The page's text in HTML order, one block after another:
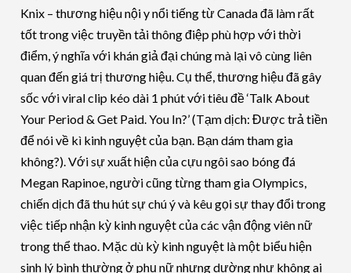
Knix – thương hiệu nội y nổi tiếng từ Canada đã làm rất
tốt trong việc truyền tải thông điệp phù hợp với thời
điểm, ý nghĩa với khán giả đại chúng mà lại vô cùng liên
quan đến giá trị thương hiệu. Cụ thể, thương hiệu đã gây
sốc với viral clip kéo dài 1 phút với tiêu đề ‘Talk About
Your Period & Get Paid. You In?’ (Tạm dịch: Được trả tiền
để nói về kì kinh nguyệt của bạn. Bạn dám tham gia
không?). Với sự xuất hiện của cựu ngôi sao bóng đá
Megan Rapinoe, người cũng từng tham gia Olympics,
chiến dịch đã thu hút sự chú ý và kêu gọi sự thay đổi trong
việc tiếp nhận kỳ kinh nguyệt của các vận động viên nữ
trong thể thao. Mặc dù kỳ kinh nguyệt là một biểu hiện
sinh lý bình thường ở phụ nữ nhưng dường như không ai